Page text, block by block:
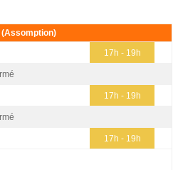
17h - 19h
17h - 19h
17h - 19h